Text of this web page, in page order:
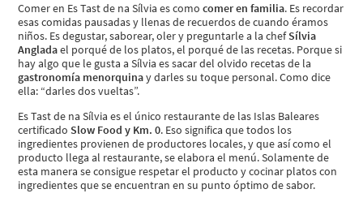
Comer en Es Tast de na Sílvia es como comer en familia. Es recordar
esas comidas pausadas y llenas de recuerdos de cuando éramos
niños. Es degustar, saborear, oler y preguntarle a la chefSílvia
Angladael porqué de los platos, el porqué de las recetas. Porque si
hay algo que le gusta a Sílvia es sacar del olvido recetas de la
gastronomía menorquinay darles su toque personal. Como dice
ella: “darles dos vueltas”.
Es Tast de na Sílvia es el único restaurante de las Islas Baleares
certificado Slow Food y Km. 0. Eso significa que todos los
ingredientes provienen de productores locales, y que así como el
producto llega al restaurante, se elabora el menú. Solamente de
esta manera se consigue respetar el producto y cocinar platos con
ingredientes que se encuentran en su punto óptimo de sabor.